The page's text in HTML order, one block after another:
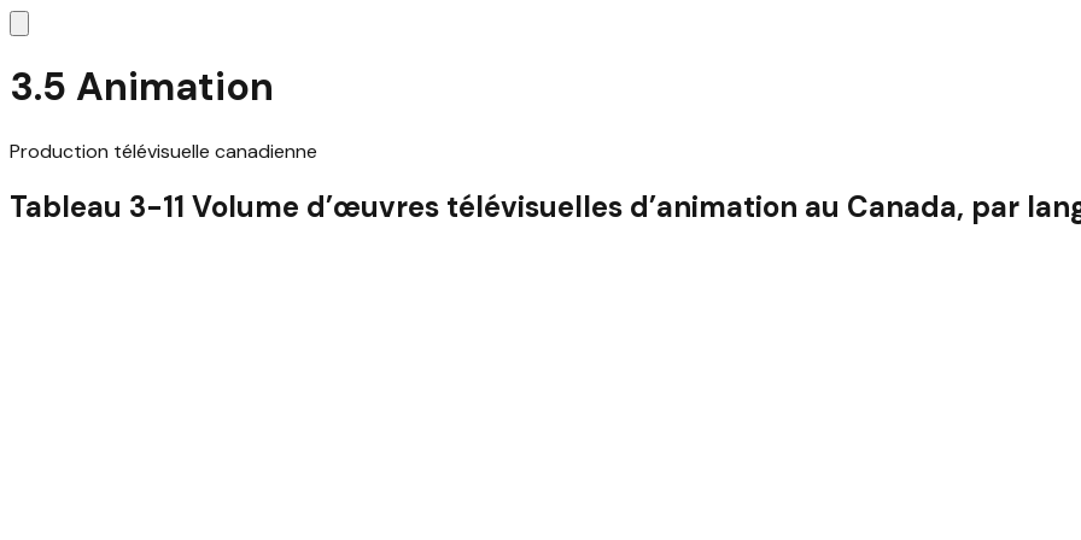
3.5 Animation
Production télévisuelle canadienne
Tableau 3-11 Volume d’œuvres télévisuelles d’animation au Canada, par